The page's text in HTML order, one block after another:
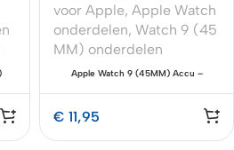
voor Apple, Apple Watch
onderdelen, Watch 9 (45
MM) onderdelen
Apple Watch 9 (45MM) Accu –
€ 11,95